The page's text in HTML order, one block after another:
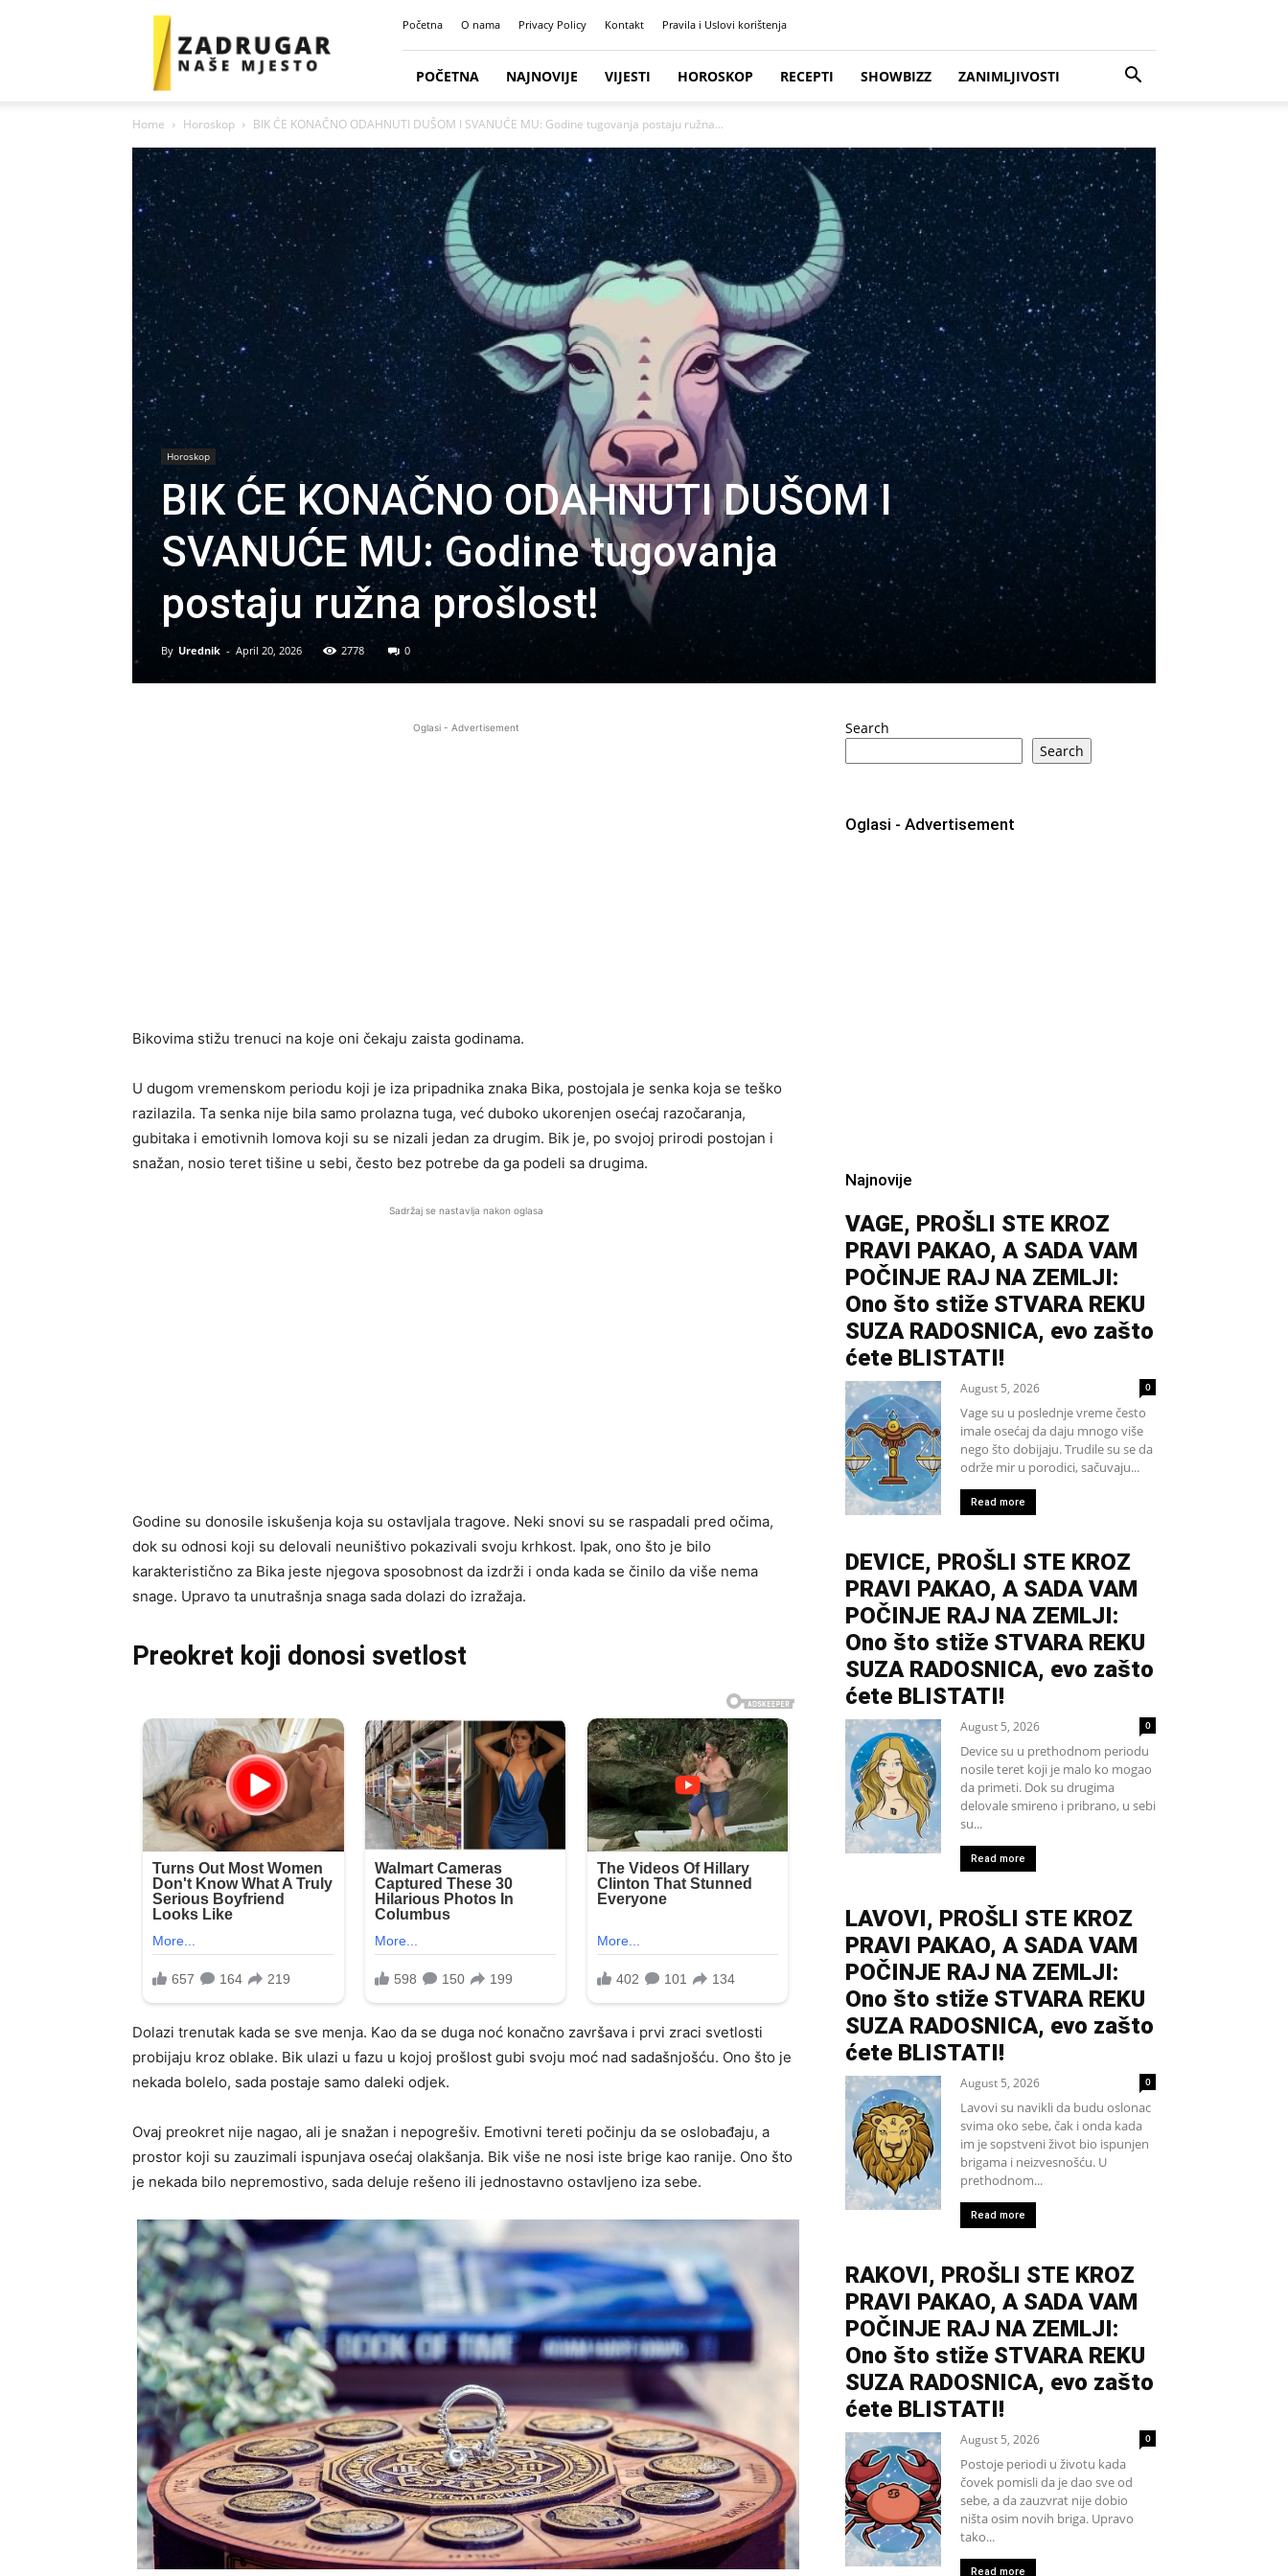
Zadrugar
Početna O nama Privacy Policy Kontakt Pravila i Uslovi korištenja
POČETNA NAJNOVIJE VIJESTI HOROSKOP RECEPTI SHOWBIZZ ZANIMLJIVOSTI
Home Horoskop BIK ĆE KONAČNO ODAHNUTI DUŠOM I SVANUĆE MU: Godine tugovanja postaju ružna...
Horoskop
BIK ĆE KONAČNO ODAHNUTI DUŠOM I
SVANUĆE MU: Godine tugovanja
postaju ružna prošlost!
By Urednik - April 20, 2026 2778 0
Oglasi - Advertisement
Bikovima stižu trenuci na koje oni čekaju zaista godinama.
U dugom vremenskom periodu koji je iza pripadnika znaka Bika, postojala je senka koja se teško
razilazila. Ta senka nije bila samo prolazna tuga, već duboko ukorenjen osećaj razočaranja,
gubitaka i emotivnih lomova koji su se nizali jedan za drugim. Bik je, po svojoj prirodi postojan i
snažan, nosio teret tišine u sebi, često bez potrebe da ga podeli sa drugima.
Sadržaj se nastavlja nakon oglasa
Godine su donosile iskušenja koja su ostavljala tragove. Neki snovi su se raspadali pred očima,
dok su odnosi koji su delovali neuništivo pokazivali svoju krhkost. Ipak, ono što je bilo
karakteristično za Bika jeste njegova sposobnost da izdrži i onda kada se činilo da više nema
snage. Upravo ta unutrašnja snaga sada dolazi do izražaja.
Preokret koji donosi svetlost
Dolazi trenutak kada se sve menja. Kao da se duga noć konačno završava i prvi zraci svetlosti
probijaju kroz oblake. Bik ulazi u fazu u kojoj prošlost gubi svoju moć nad sadašnjošću. Ono što je
nekada bolelo, sada postaje samo daleki odjek.
Ovaj preokret nije nagao, ali je snažan i nepogrešiv. Emotivni tereti počinju da se oslobađaju, a
prostor koji su zauzimali ispunjava osećaj olakšanja. Bik više ne nosi iste brige kao ranije. Ono što
je nekada bilo nepremostivo, sada deluje rešeno ili jednostavno ostavljeno iza sebe.
Search
Search
Oglasi - Advertisement
Najnovije
VAGE, PROŠLI STE KROZ
PRAVI PAKAO, A SADA VAM
POČINJE RAJ NA ZEMLJI:
Ono što stiže STVARA REKU
SUZA RADOSNICA, evo zašto
ćete BLISTATI!
August 5, 2026 0
Vage su u poslednje vreme često
imale osećaj da daju mnogo više
nego što dobijaju. Trudile su se da
održe mir u porodici, sačuvaju...
Read more
DEVICE, PROŠLI STE KROZ
PRAVI PAKAO, A SADA VAM
POČINJE RAJ NA ZEMLJI:
Ono što stiže STVARA REKU
SUZA RADOSNICA, evo zašto
ćete BLISTATI!
August 5, 2026 0
Device su u prethodnom periodu
nosile teret koji je malo ko mogao
da primeti. Dok su drugima
delovale smireno i pribrano, u sebi
su...
Read more
LAVOVI, PROŠLI STE KROZ
PRAVI PAKAO, A SADA VAM
POČINJE RAJ NA ZEMLJI:
Ono što stiže STVARA REKU
SUZA RADOSNICA, evo zašto
ćete BLISTATI!
August 5, 2026 0
Lavovi su navikli da budu oslonac
svima oko sebe, čak i onda kada
im je sopstveni život bio ispunjen
brigama i neizvesnošću. U
prethodnom...
Read more
RAKOVI, PROŠLI STE KROZ
PRAVI PAKAO, A SADA VAM
POČINJE RAJ NA ZEMLJI:
Ono što stiže STVARA REKU
SUZA RADOSNICA, evo zašto
ćete BLISTATI!
August 5, 2026 0
Postoje periodi u životu kada
čovek pomisli da je dao sve od
sebe, a da zauzvrat nije dobio
ništa osim novih briga. Upravo
tako...
Read more